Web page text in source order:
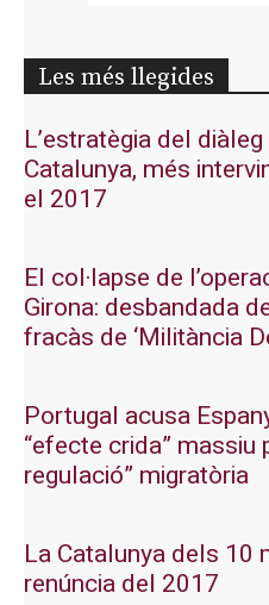
Les més llegides
L’estratègia del
Catalunya, més
el 2017
El col·lapse de
Girona: desbandada
fracàs de ‘Militància
Portugal acusa
“efecte crida” massiu
regulació” migratòria
La Catalunya dels 10
renúncia del 2017